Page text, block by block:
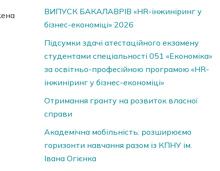
ВИПУСК БАКАЛАВРІВ «HR-інжиніринг у
бізнес-економіці» 2026
Підсумки здачі атестаційного екзамену
студентами спеціальності 051 «Економіка»
за освітньо-професійною програмою «HR-
інжиніринг у бізнес-економіці»
Отримання гранту на розвиток власної
справи
Академічна мобільність: розширюємо
горизонти навчання разом із КПНУ ім.
Івана Огієнка